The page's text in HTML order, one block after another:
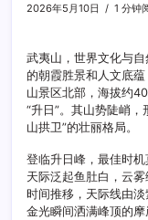
2026年5月10日
1 分钟
武夷山，世界文化与
的朝霞胜景和人文底
山景区北部，海拔约
“升日”。其山势陡峭
山拱卫”的壮丽格局。
登临升日峰，最佳时
天际泛起鱼肚白，云
时间推移，天际线由
金光瞬间洒满峰顶的摩